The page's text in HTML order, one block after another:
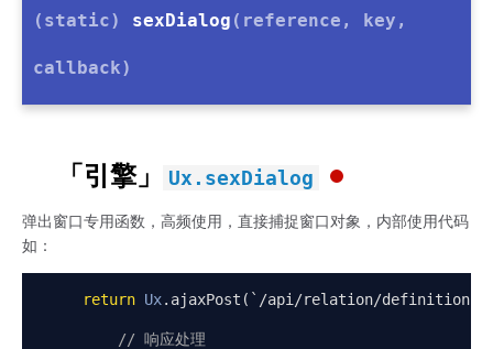
(static) sexDialog (reference, key,
callback)
「引擎」 Ux.sexDialog
弹出窗口专用函数，高频使用，直接捕捉窗口对象，内部使用代码
如：
return Ux. ajaxPost (`/api /relation/definition
// 响应处理